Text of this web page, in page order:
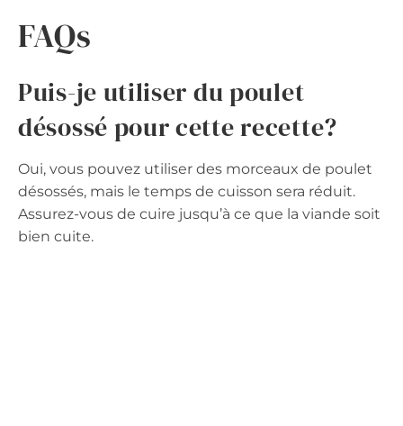
FAQs
Puis-je utiliser du poulet
désossé pour cette recette?
Oui, vous pouvez utiliser des morceaux de poulet
désossés, mais le temps de cuisson sera réduit.
Assurez-vous de cuire jusqu’à ce que la viande soit
bien cuite.